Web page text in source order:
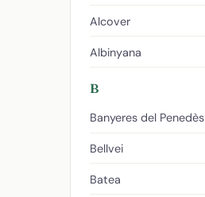
Alcover
Albinyana
B
Banyeres del Penedès
Bellvei
Batea